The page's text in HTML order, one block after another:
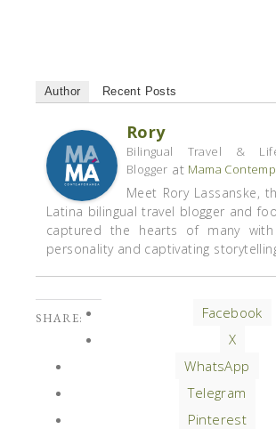
Author Recent Posts
Rory
Bilingual Travel &
Blogger at Mama
Meet Rory Lassanske,
Latina bilingual travel blogger and
captured the hearts of many
personality and captivating
SHARE:
Facebook
X
WhatsApp
Telegram
Pinterest